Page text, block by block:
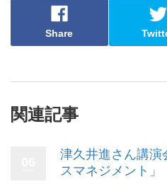
Share
関連記事
津久井進さん講演
スマネジメント」